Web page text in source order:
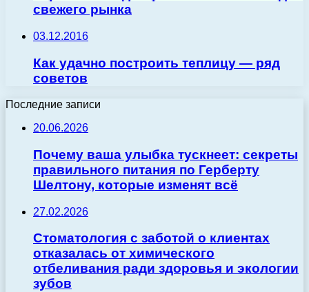
свежего рынка
03.12.2016
Как удачно построить теплицу — ряд
советов
Последние записи
20.06.2026
Почему ваша улыбка тускнеет: секреты
правильного питания по Герберту
Шелтону, которые изменят всё
27.02.2026
Стоматология с заботой о клиентах
отказалась от химического
отбеливания ради здоровья и экологии
зубов